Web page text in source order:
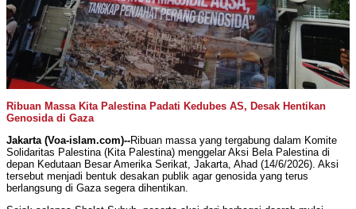
Ribuan Massa Kita Palestina Padati Kedubes AS, Desak Hentikan
Genosida di Gaza
Jakarta (Voa-islam.com)--Ribuan massa yang tergabung dalam Komite
Solidaritas Palestina (Kita Palestina) menggelar Aksi Bela Palestina di
depan Kedutaan Besar Amerika Serikat, Jakarta, Ahad (14/6/2026). Aksi
tersebut menjadi bentuk desakan publik agar genosida yang terus
berlangsung di Gaza segera dihentikan.